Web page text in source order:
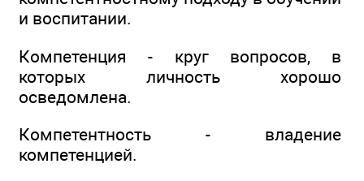
и воспитании.
Компетенция - круг вопросов, в
которых личность хорошо
осведомлена.
Компетентность - владение
компетенцией.